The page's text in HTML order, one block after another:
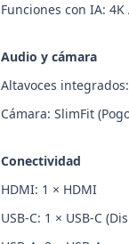
Funciones con IA:
Audio y cámara
Altavoces
Cámara: SlimFit
Conectividad
HDMI: 1 × HDMI
USB-C: 1 × USB-C